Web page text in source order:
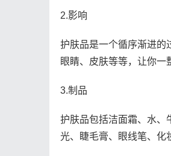
2.影响
护肤品是一个循序渐进的
眼睛、皮肤等等，让你一
3.制品
护肤品包括洁面霜、水、
光、睫毛膏、眼线笔、化